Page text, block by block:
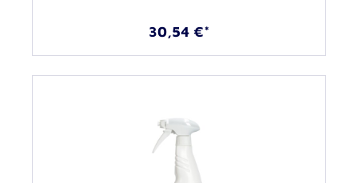
30,54 €*